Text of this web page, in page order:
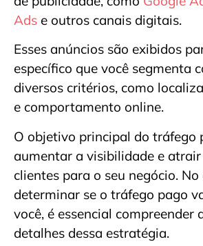
Ads e outros canais digitais.
Esses anúncios são exibidos
específico que você segmenta
diversos critérios, como
e comportamento online.
O objetivo principal do tráfego
aumentar a visibilidade e
clientes para o seu negócio.
determinar se o tráfego pago
você, é essencial compreender
detalhes dessa estratégia.